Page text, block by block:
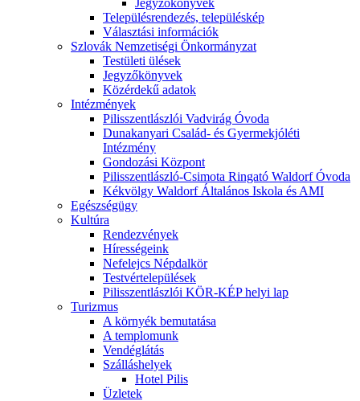
Jegyzőkönyvek
Településrendezés, településkép
Választási információk
Szlovák Nemzetiségi Önkormányzat
Testületi ülések
Jegyzőkönyvek
Közérdekű adatok
Intézmények
Pilisszentlászlói Vadvirág Óvoda
Dunakanyari Család- és Gyermekjóléti
Intézmény
Gondozási Központ
Pilisszentlászló-Csimota Ringató Waldorf Óvoda
Kékvölgy Waldorf Általános Iskola és AMI
Egészségügy
Kultúra
Rendezvények
Hírességeink
Nefelejcs Népdalkör
Testvértelepülések
Pilisszentlászlói KÖR-KÉP helyi lap
Turizmus
A környék bemutatása
A templomunk
Vendéglátás
Szálláshelyek
Hotel Pilis
Üzletek